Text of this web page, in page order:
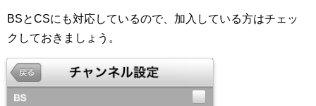
BSとCSにも対応しているので、加入している方はチェッ
クしておきましょう。